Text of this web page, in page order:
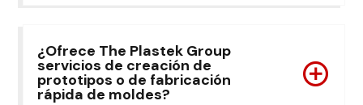
¿Ofrece The Plastek Group
servicios de creación de
prototipos o de fabricación
rápida de moldes?